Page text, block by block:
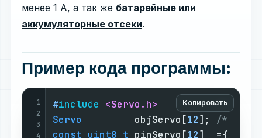
менее 1 А, а так же батарейные или
аккумуляторные отсеки.
Пример кода программы:
Копировать
1
2
3
4
#include <Servo.h>
/*   Г
Servo
         objServo[
12]; /*   0
const uint8_t pinServo[12]  ={